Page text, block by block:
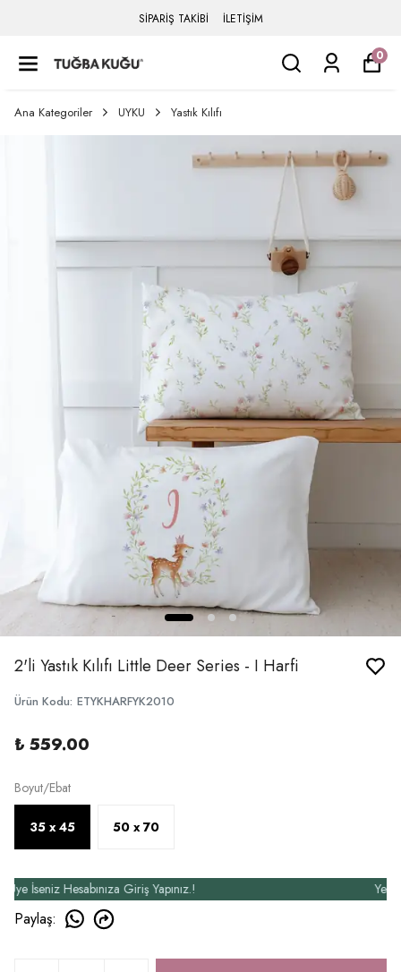
SİPARİŞ TAKİBİ İLETİŞİM
0
Ana Kategoriler UYKU Yastık Kılıfı
2'li Yastık Kılıfı Little Deer Series - I Harfi
Ürün Kodu: ETYKHARFYK2010
₺ 559.00
Boyut/Ebat
35 x 45 50 x 70
Hesabınıza Giriş Yapınız.! Yeni
Paylaş: